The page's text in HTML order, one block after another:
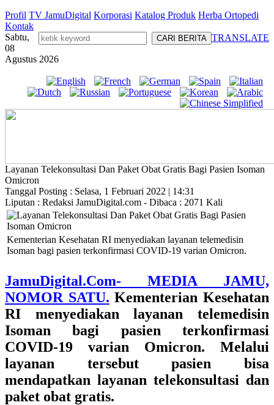
Profil TV JamuDigital Korporasi Katalog Produk Herba Ortopedi
Kontak
TRANSLATE
Sabtu,
08
Agustus 2026
Layanan Telekonsultasi Dan Paket Obat Gratis Bagi Pasien Isoman
Omicron
Tanggal Posting : Selasa, 1 Februari 2022 | 14:31
Liputan : Redaksi JamuDigital.com - Dibaca : 2071 Kali
Kementerian Kesehatan RI menyediakan layanan telemedisin
Isoman bagi pasien terkonfirmasi COVID-19 varian Omicron.
JamuDigital.Com- MEDIA JAMU,
NOMOR SATU. Kementerian Kesehatan
RI menyediakan layanan telemedisin
Isoman bagi pasien terkonfirmasi
COVID-19 varian Omicron. Melalui
layanan tersebut pasien bisa
mendapatkan layanan telekonsultasi dan
paket obat gratis.